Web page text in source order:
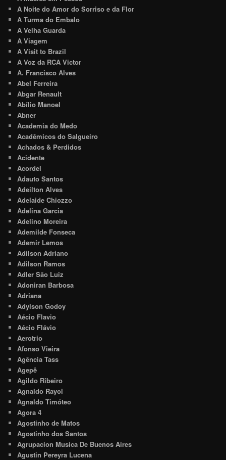
A Noite do Amor do Sorriso e da Flor
A Turma do Embalo
A Velha Guarda
A Viagem
A Visit to Brazil
A Voz da RCA Victor
A. Francisco Alves
Abel Ferreira
Abgar Renault
Abílio Manoel
Abner
Academia do Medo
Acadêmicos do Salgueiro
Achados & Perdidos
Acidente
Acordel
Adauto Santos
Adeilton Alves
Adelaide Chiozzo
Adelina Garcia
Adelino Moreira
Ademilde Fonseca
Ademir Lemos
Adilson Adriano
Adilson Ramos
Adler São Luiz
Adoniran Barbosa
Adriana
Adylson Godoy
Aécio Flavio
Aécio Flávio
Aerotrio
Afonso Vieira
Agência Tass
Agepê
Agildo Ribeiro
Agnaldo Rayol
Agnaldo Timóteo
Agora 4
Agostinho de Matos
Agostinho dos Santos
Agrupacion Musica De Buenos Aires
Agustin Pereyra Lucena